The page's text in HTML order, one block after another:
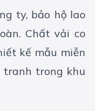
ty, bảo hộ lao
Chất vải co
kế mẫu miễn
tranh trong khu